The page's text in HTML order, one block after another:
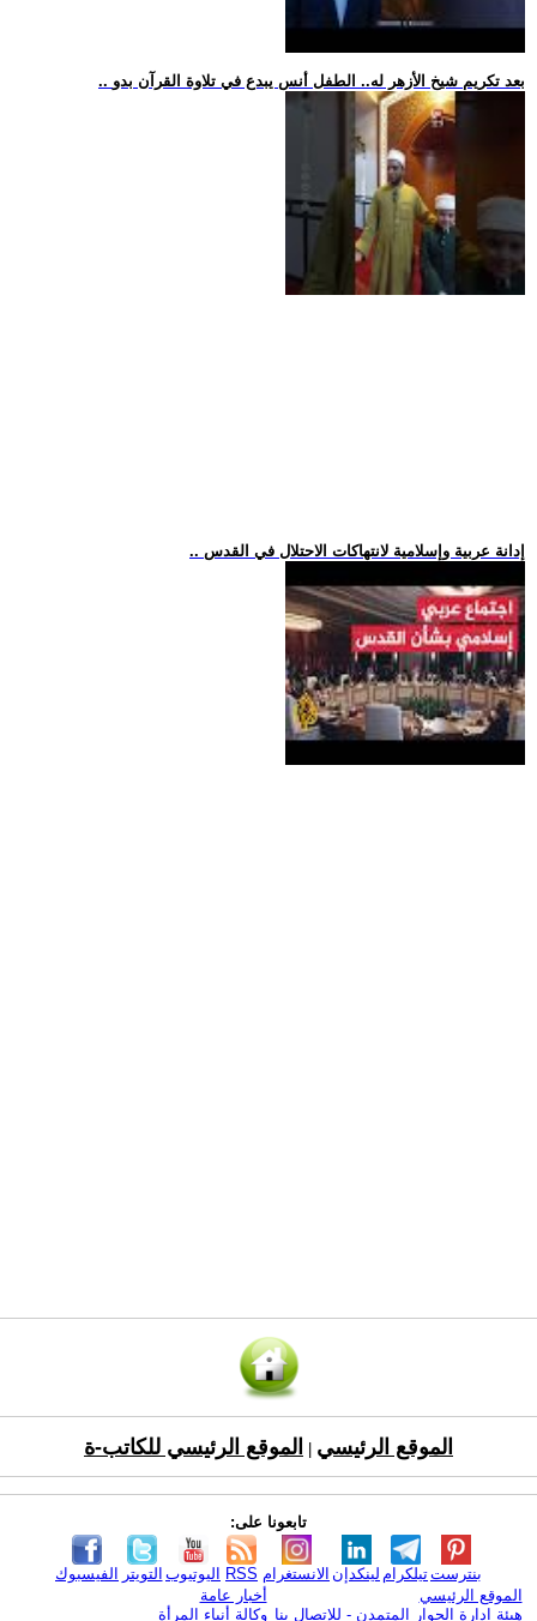
.. بعد تكريم شيخ الأزهر له.. الطفل أنس يبدع في تلاوة القرآن بدو
.. إدانة عربية وإسلامية لانتهاكات الاحتلال في القدس
الموقع الرئيسي الموقع الرئيسي للكاتب-ة
تابعونا على:
الفيسبوك التويتر اليوتيوب RSS الانستغرام لينكدإن تيلكرامبنترست
الموقع الرئيسي
هيئة ادارة الحوار المتمدن - للإتصال بنا
أخبار عامة
وكالة أنباء المرأة